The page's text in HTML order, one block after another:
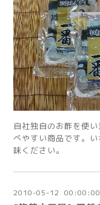
自社独自のお酢を使
べやすい商品です。
味ください。
2010-05-12 00:00:00